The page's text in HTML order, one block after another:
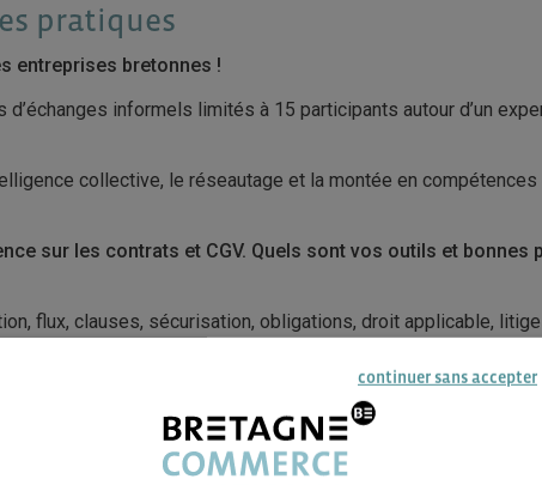
pratiques
entreprises bretonnes !
informels limités à 15 participants autour d’un
collective, le réseautage et la montée en
sur les contrats et CGV. Quels sont vos outils et bonnes
flux, clauses, sécurisation, obligations, droit applicable,
commerciaux, Responsables juridiques, Responsables ADV.
aux entreprises exportatrices adhérentes à BCI. Il faut
à 5 ans), l’envie de réseauter et de partager ses bonnes
continuer sans accepter